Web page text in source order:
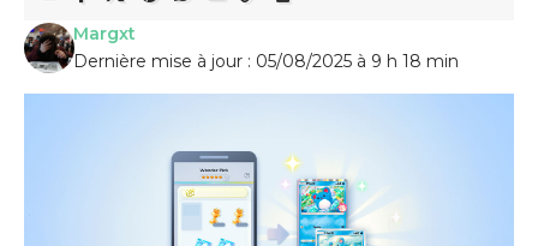
Dernière mise à jour : 05/08/2025 à 9 h 18 min
Margxt